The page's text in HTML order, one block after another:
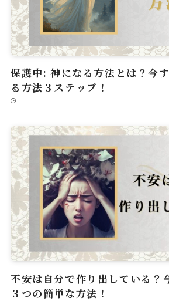
保護中: 神になる方法とは？今
る方法３ステップ！
不安は自分で作り出している？
３つの簡単な方法！